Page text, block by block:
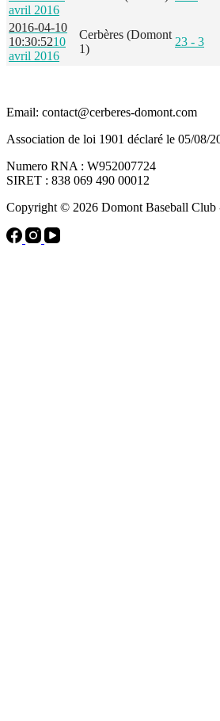
avril 2016
2016-04-10
10:30:5210
avril 2016
Cerbères (Domont
1)
23 - 3
Email: contact@cerberes-domont.com
Association de loi 1901 déclaré le 05/08/
Numero RNA : W952007724
SIRET : 838 069 490 00012
Copyright © 2026 Domont Baseball Club